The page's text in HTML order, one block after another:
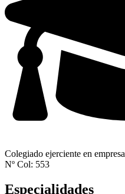
Colegiado ejerciente en empresa
Nº Col: 553
Especialidades